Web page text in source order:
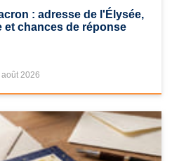
: adresse de l'Élysée,
et chances de réponse
2026